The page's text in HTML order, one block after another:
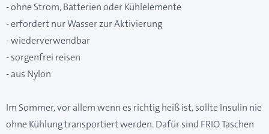
- ohne Strom, Batterien oder Kühlelemente
- erfordert nur Wasser zur Aktivierung
- wiederverwendbar
- sorgenfrei reisen
- aus Nylon
Im Sommer, vor allem wenn es richtig heiß ist, sollte Insulin nie
ohne Kühlung transportiert werden. Dafür sind FRIO Taschen